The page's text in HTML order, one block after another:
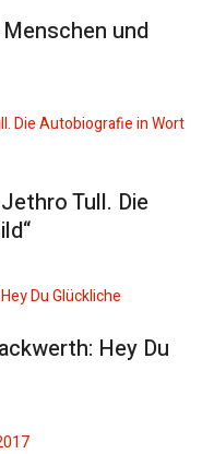
und
Tull. Die
Hey Du